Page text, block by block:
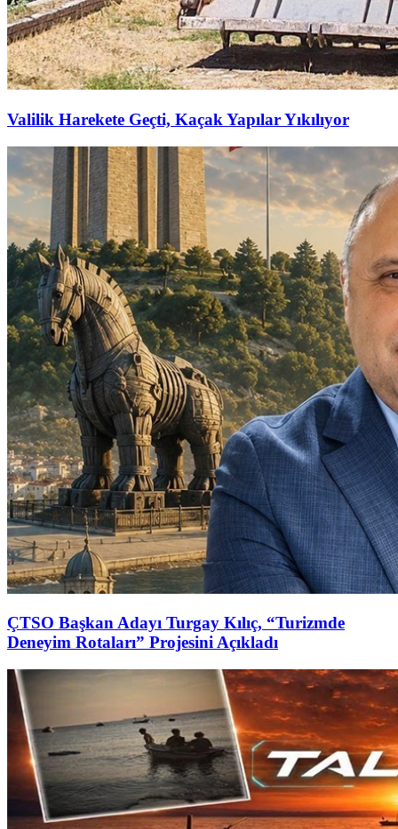
Valilik Harekete Geçti, Kaçak Yapılar Yıkılıyor
ÇTSO Başkan Adayı Turgay Kılıç, “Turizmde
Deneyim Rotaları” Projesini Açıkladı